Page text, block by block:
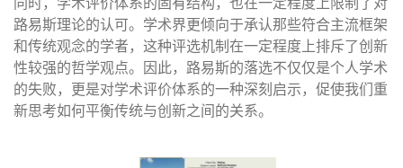
路易斯理论的认可。学术界更倾向于承认那些符合主流框架
和传统观念的学者，这种评选机制在一定程度上排斥了创新
性较强的哲学观点。因此，路易斯的落选不仅仅是个人学术
的失败，更是对学术评价体系的一种深刻启示，促使我们重
新思考如何平衡传统与创新之间的关系。